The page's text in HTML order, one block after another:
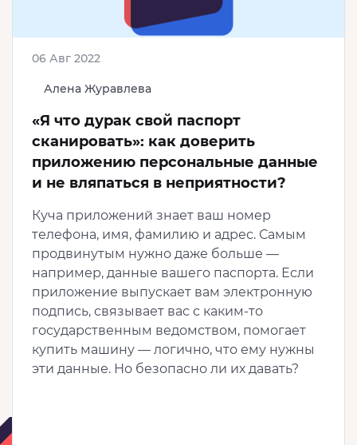
Алена Журавлева
06 Авг 2022
«Я что дурак свой паспорт
сканировать»: как доверить
приложению персональные данные
и не вляпаться в неприятности?
Куча приложений знает ваш номер
телефона, имя, фамилию и адрес. Самым
продвинутым нужно даже больше —
например, данные вашего паспорта. Если
приложение выпускает вам электронную
подпись, связывает вас с каким-то
государственным ведомством, помогает
купить машину — логично, что ему нужны
эти данные. Но безопасно ли их давать?